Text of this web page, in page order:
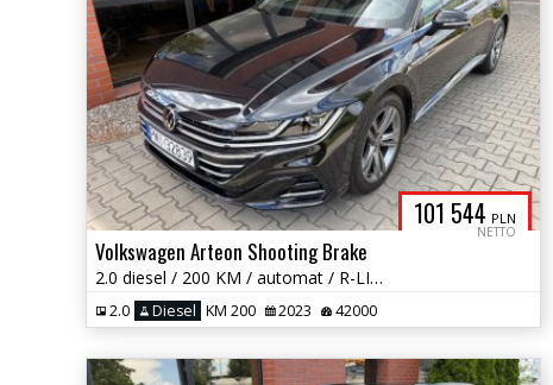
101 544 PLN
NETTO
Volkswagen Arteon Shooting Brake
2.0 diesel / 200 KM / automat / R-LINE / zadbany / niski przebieg!
2.0 Diesel KM 200 2023 42000